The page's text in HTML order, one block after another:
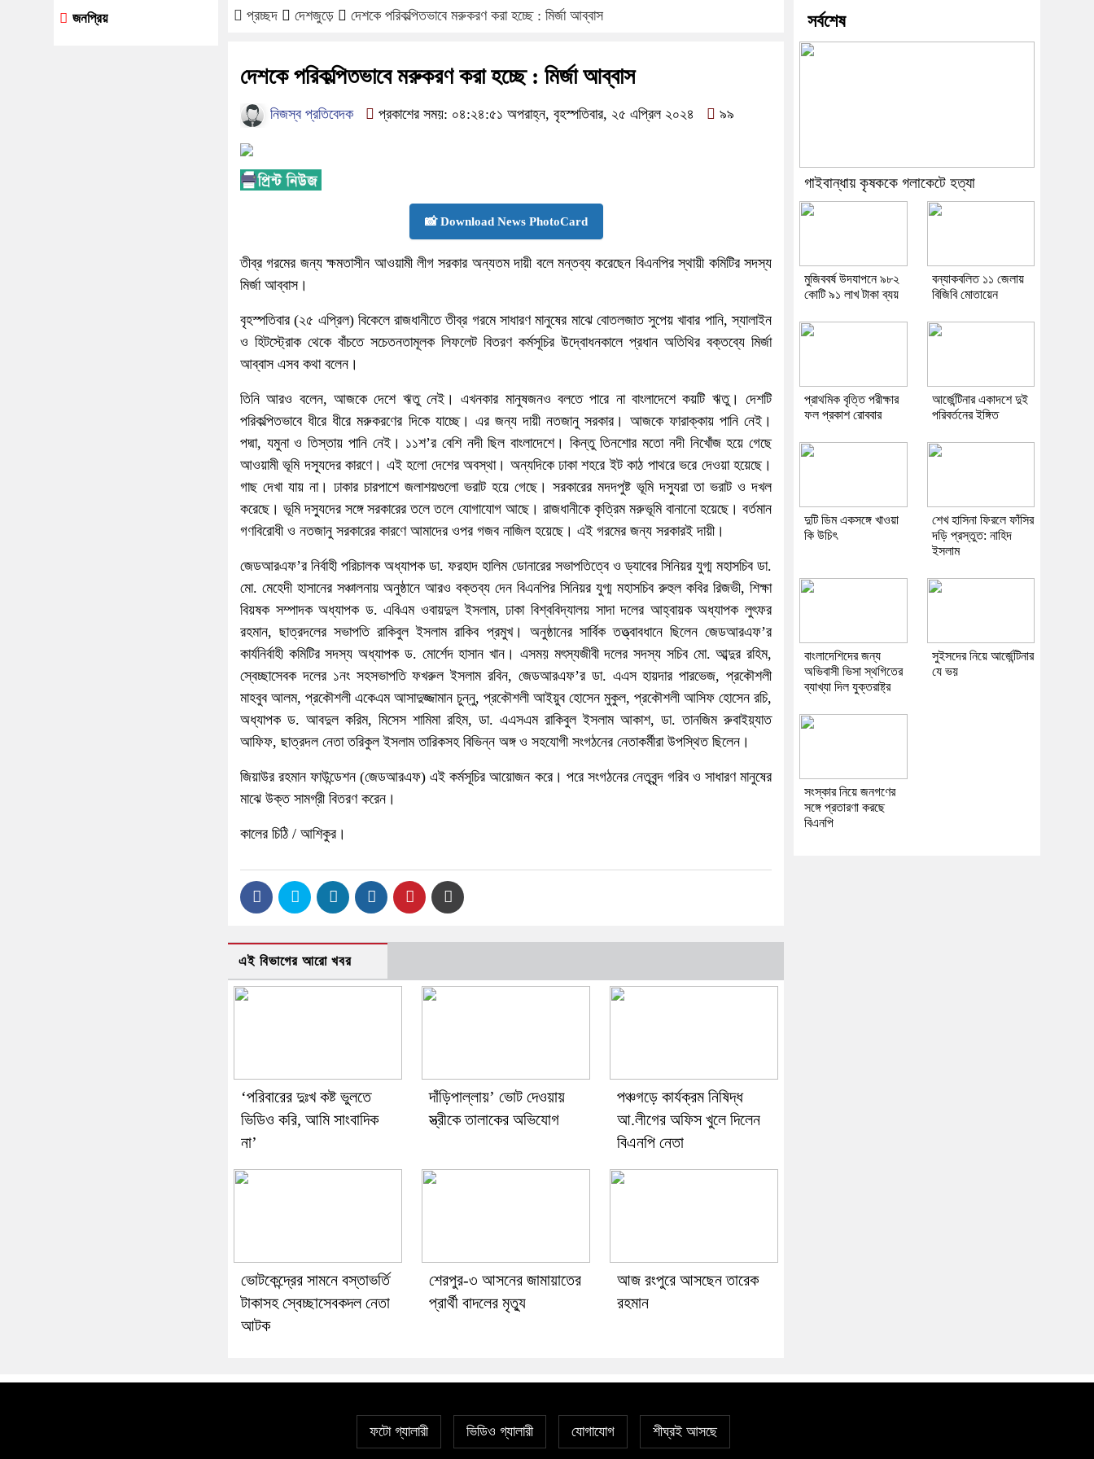
প্রচ্ছদ দেশজুড়ে দেশকে পরিকল্পিতভাবে মরুকরণ করা হচ্ছে : মির্জা আব্বাস
দেশকে পরিকল্পিতভাবে মরুকরণ করা হচ্ছে : মির্জা আব্বাস
নিজস্ব প্রতিবেদক প্রকাশের সময়: ০৪:২৪:৫১ অপরাহ্ন, বৃহস্পতিবার, ২৫ এপ্রিল ২০২৪ ৯৯
📸 Download News PhotoCard
তীব্র গরমের জন্য ক্ষমতাসীন আওয়ামী লীগ সরকার অন্যতম দায়ী বলে মন্তব্য করেছেন বিএনপির স্থায়ী কমিটির সদস্য
মির্জা আব্বাস।
বৃহস্পতিবার (২৫ এপ্রিল) বিকেলে রাজধানীতে তীব্র গরমে সাধারণ মানুষের মাঝে বোতলজাত সুপেয় খাবার পানি, স্যালাইন
ও হিটস্ট্রোক থেকে বাঁচতে সচেতনতামূলক লিফলেট বিতরণ কর্মসূচির উদ্বোধনকালে প্রধান অতিথির বক্তব্যে মির্জা
আব্বাস এসব কথা বলেন।
তিনি আরও বলেন, আজকে দেশে ঋতু নেই। এখনকার মানুষজনও বলতে পারে না বাংলাদেশে কয়টি ঋতু। দেশটি
পরিকল্পিতভাবে ধীরে ধীরে মরুকরণের দিকে যাচ্ছে। এর জন্য দায়ী নতজানু সরকার। আজকে ফারাক্কায় পানি নেই।
পদ্মা, যমুনা ও তিস্তায় পানি নেই। ১১শ’র বেশি নদী ছিল বাংলাদেশে। কিন্তু তিনশোর মতো নদী নিখোঁজ হয়ে গেছে
আওয়ামী ভূমি দস্যূদের কারণে। এই হলো দেশের অবস্থা। অন্যদিকে ঢাকা শহরে ইট কাঠ পাথরে ভরে দেওয়া হয়েছে।
গাছ দেখা যায় না। ঢাকার চারপাশে জলাশয়গুলো ভরাট হয়ে গেছে। সরকারের মদদপুষ্ট ভূমি দস্যুরা তা ভরাট ও দখল
করেছে। ভূমি দস্যুদের সঙ্গে সরকারের তলে তলে যোগাযোগ আছে। রাজধানীকে কৃত্রিম মরুভূমি বানানো হয়েছে। বর্তমান
গণবিরোধী ও নতজানু সরকারের কারণে আমাদের ওপর গজব নাজিল হয়েছে। এই গরমের জন্য সরকারই দায়ী।
জেডআরএফ’র নির্বাহী পরিচালক অধ্যাপক ডা. ফরহাদ হালিম ডোনারের সভাপতিত্বে ও ড্যাবের সিনিয়র যুগ্ম মহাসচিব ডা.
মো. মেহেদী হাসানের সঞ্চালনায় অনুষ্ঠানে আরও বক্তব্য দেন বিএনপির সিনিয়র যুগ্ম মহাসচিব রুহুল কবির রিজভী, শিক্ষা
বিয়ষক সম্পাদক অধ্যাপক ড. এবিএম ওবায়দুল ইসলাম, ঢাকা বিশ্ববিদ্যালয় সাদা দলের আহ্বায়ক অধ্যাপক লুৎফর
রহমান, ছাত্রদলের সভাপতি রাকিবুল ইসলাম রাকিব প্রমুখ। অনুষ্ঠানের সার্বিক তত্ত্বাবধানে ছিলেন জেডআরএফ’র
কার্যনির্বাহী কমিটির সদস্য অধ্যাপক ড. মোর্শেদ হাসান খান। এসময় মৎস্যজীবী দলের সদস্য সচিব মো. আব্দুর রহিম,
স্বেচ্ছাসেবক দলের ১নং সহসভাপতি ফখরুল ইসলাম রবিন, জেডআরএফ’র ডা. এএস হায়দার পারভেজ, প্রকৌশলী
মাহবুব আলম, প্রকৌশলী একেএম আসাদুজ্জামান চুন্নু, প্রকৌশলী আইয়ুব হোসেন মুকুল, প্রকৌশলী আসিফ হোসেন রচি,
অধ্যাপক ড. আবদুল করিম, মিসেস শামিমা রহিম, ডা. এএসএম রাকিবুল ইসলাম আকাশ, ডা. তানজিম রুবাইয়্যাত
আফিফ, ছাত্রদল নেতা তরিকুল ইসলাম তারিকসহ বিভিন্ন অঙ্গ ও সহযোগী সংগঠনের নেতাকর্মীরা উপস্থিত ছিলেন।
জিয়াউর রহমান ফাউন্ডেশন (জেডআরএফ) এই কর্মসূচির আয়োজন করে। পরে সংগঠনের নেতৃবৃন্দ গরিব ও সাধারণ মানুষের
মাঝে উক্ত সামগ্রী বিতরণ করেন।
কালের চিঠি / আশিকুর।
এই বিভাগের আরো খবর
‘পরিবারের দুঃখ কষ্ট ভুলতে
ভিডিও করি, আমি সাংবাদিক
না’
দাঁড়িপাল্লায়’ ভোট দেওয়ায়
স্ত্রীকে তালাকের অভিযোগ
পঞ্চগড়ে কার্যক্রম নিষিদ্ধ
আ.লীগের অফিস খুলে দিলেন
বিএনপি নেতা
ভোটকেন্দ্রের সামনে বস্তাভর্তি
টাকাসহ স্বেচ্ছাসেবকদল নেতা
আটক
শেরপুর-৩ আসনের জামায়াতের
প্রার্থী বাদলের মৃত্যু
আজ রংপুরে আসছেন তারেক
রহমান
জনপ্রিয় সর্বশেষ
গাইবান্ধায় কৃষককে গলাকেটে হত্যা
মুজিববর্ষ উদযাপনে ৯৮২
কোটি ৯১ লাখ টাকা ব্যয়
বন্যাকবলিত ১১ জেলায়
বিজিবি মোতায়েন
প্রাথমিক বৃত্তি পরীক্ষার
ফল প্রকাশ রোববার
আর্জেন্টিনার একাদশে দুই
পরিবর্তনের ইঙ্গিত
দুটি ডিম একসঙ্গে খাওয়া
কি উচিৎ
শেখ হাসিনা ফিরলে ফাঁসির
দড়ি প্রস্তুত: নাহিদ
ইসলাম
বাংলাদেশিদের জন্য
অভিবাসী ভিসা স্থগিতের
ব্যাখ্যা দিল যুক্তরাষ্ট্র
সুইসদের নিয়ে আর্জেন্টিনার
যে ভয়
সংস্কার নিয়ে জনগণের
সঙ্গে প্রতারণা করছে
বিএনপি
ফটো গ্যালারী ভিডিও গ্যালারী যোগাযোগ শীঘ্রই আসছে